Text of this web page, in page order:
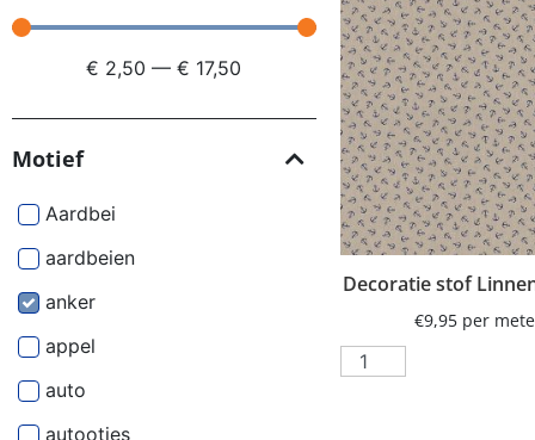
€ 2,50—€ 17,50
Motief
Aardbei
aardbeien
anker
appel
auto
autootjes
Decoratie stof
€9,95 per